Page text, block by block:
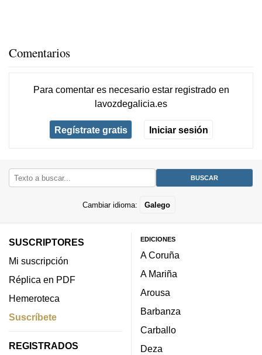
Comentarios
Para comentar es necesario estar registradoen
lavozdegalicia.es
Regístrate gratis Iniciar sesión
Cambiar idioma: Galego
SUSCRIPTORES
Mi suscripción
Réplica en PDF
Hemeroteca
Suscríbete
REGISTRADOS
EDICIONES
A Coruña
A Mariña
Arousa
Barbanza
Carballo
Deza